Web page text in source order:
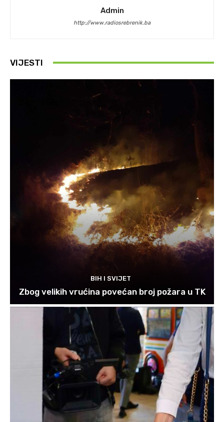
Admin
http://www.radiosrebrenik.ba
VIJESTI
BIH I SVIJET
Zbog velikih vrućina povećan broj požara u TK